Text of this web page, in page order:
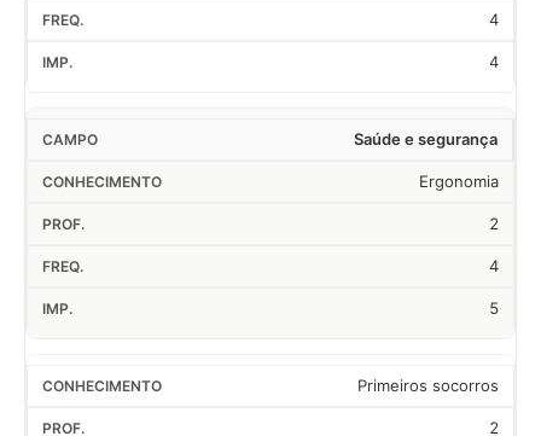
4
4
Saúde e segurança
Ergonomia
2
4
5
Primeiros socorros
2